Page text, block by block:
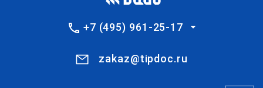
+7 (495) 961-25-17
zakaz@tipdoc.ru